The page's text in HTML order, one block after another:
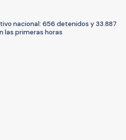
nacional: 656 detenidos y 33.887
las primeras horas